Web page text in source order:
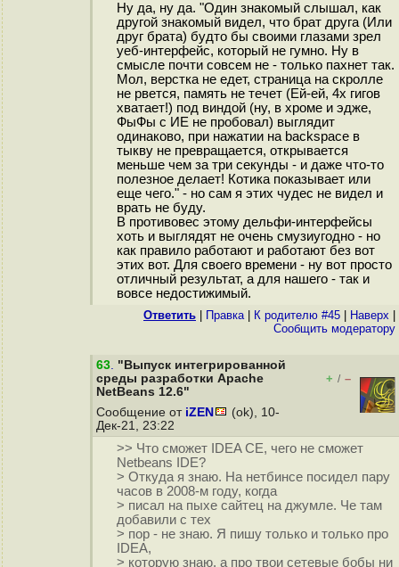
Ну да, ну да. "Один знакомый слышал, как
другой знакомый видел, что брат друга (Или
друг брата) будто бы своими глазами зрел
уеб-интерфейс, который не гумно. Ну в
смысле почти совсем не - только пахнет так.
Мол, верстка не едет, страница на скролле
не рвется, память не течет (Ей-ей, 4х гигов
хватает!) под виндой (ну, в хроме и эдже,
ФыФы с ИЕ не пробовал) выглядит
одинаково, при нажатии на backspace в
тыкву не превращается, открывается
меньше чем за три секунды - и даже что-то
полезное делает! Котика показывает или
еще чего." - но сам я этих чудес не видел и
врать не буду.
В противовес этому дельфи-интерфейсы
хоть и выглядят не очень смузиугодно - но
как правило работают и работают без вот
этих вот. Для своего времени - ну вот просто
отличный результат, а для нашего - так и
вовсе недостижимый.
Ответить Правка| К родителю #45 Наверх
Cообщить модератору
63. "Выпуск интегрированной
среды разработки Apache
NetBeans 12.6"
+ / –
Сообщение от iZEN
(ok), 10-
Дек-21, 23:22
>> Что сможет IDEA CE, чего не сможет
Netbeans IDE?
> Откуда я знаю. На нетбинсе посидел пару
часов в 2008-м году, когда
> писал на пыхе сайтец на джумле. Че там
добавили с тех
> пор - не знаю. Я пишу только и только про
IDEA,
> которую знаю, а про твои сетевые бобы ни